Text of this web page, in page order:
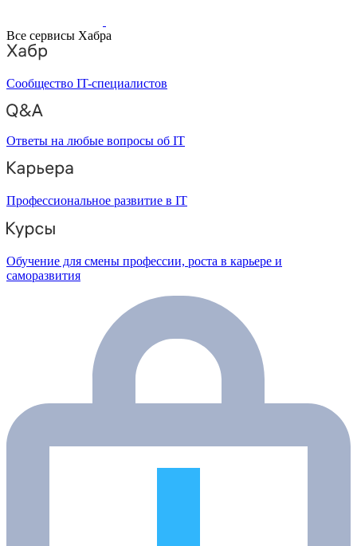
Все сервисы Хабра
Сообщество IT-специалистов
Ответы на любые вопросы об IT
Профессиональное развитие в IT
Обучение для смены профессии, роста в карьере и
саморазвития